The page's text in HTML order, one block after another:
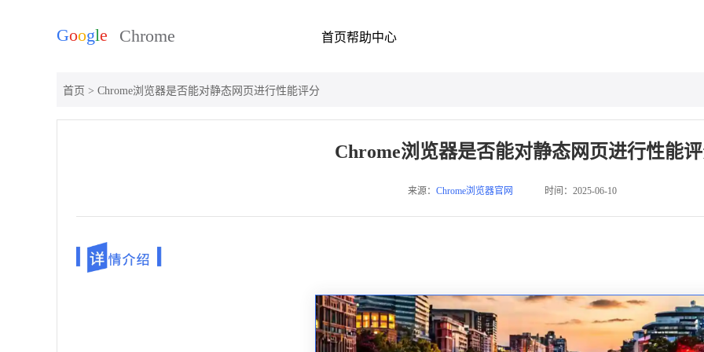
首页帮助中心
首页 > Chrome浏览器是否能对静态网页进行性能评分
Chrome浏览器是否能对静态网页进行性能
来源： Chrome浏览器官网 时间：2025-06-10